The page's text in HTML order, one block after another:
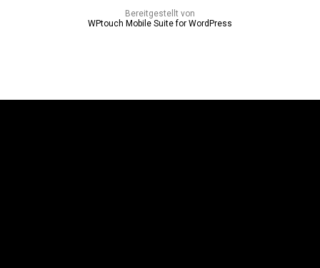
Bereitgestellt von
WPtouch Mobile Suite for WordPress